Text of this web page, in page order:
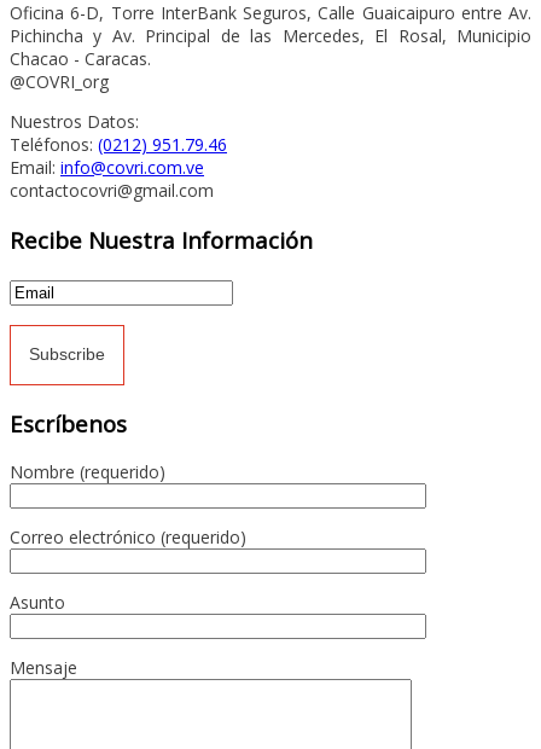
Oficina 6-D, Torre InterBank Seguros, Calle Guaicaipuro entre Av.
Pichincha y Av. Principal de las Mercedes, El Rosal, Municipio
Chacao - Caracas.
@COVRI_org
Nuestros Datos:
Teléfonos: (0212) 951.79.46
Email: info@covri.com.ve
contactocovri@gmail.com
Recibe Nuestra Información
Escríbenos
Nombre (requerido)
Correo electrónico (requerido)
Asunto
Mensaje